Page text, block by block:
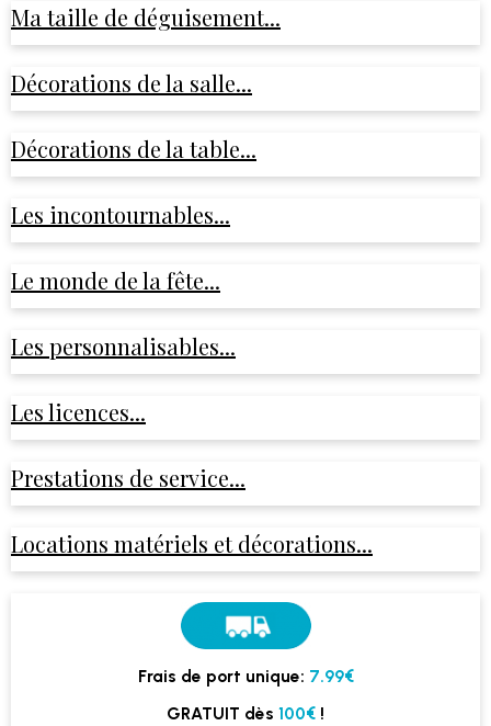
Ma taille de déguisement...
Décorations de la salle...
Décorations de la table...
Les incontournables...
Le monde de la fête...
Les personnalisables...
Les licences...
Prestations de service...
Locations matériels et décorations...
Frais de port unique: 7.99€
GRATUIT dès 100€ !